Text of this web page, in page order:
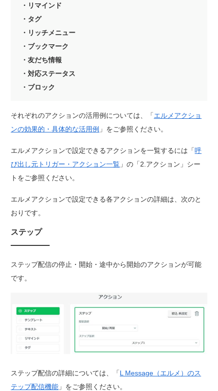
・リマインド
・タグ
・リッチメニュー
・ブックマーク
・友だち情報
・対応ステータス
・ブロック
それぞれのアクションの活用例については、「エルメアクショ
ンの効果的・具体的な活用例 」をご参照ください。
エルメアクションで設定できるアクションを一覧するには「呼
び出し元トリガー・アクション一覧 」の「2.アクション」シー
トをご参照ください。
エルメアクションで設定できる各アクションの詳細は、次のと
おりです。
ステップ
ステップ配信の停止・開始・途中から開始のアクションが可能
です。
ステップ配信の詳細については、「L Message（エルメ）のス
テップ配信機能 」をご参照ください。